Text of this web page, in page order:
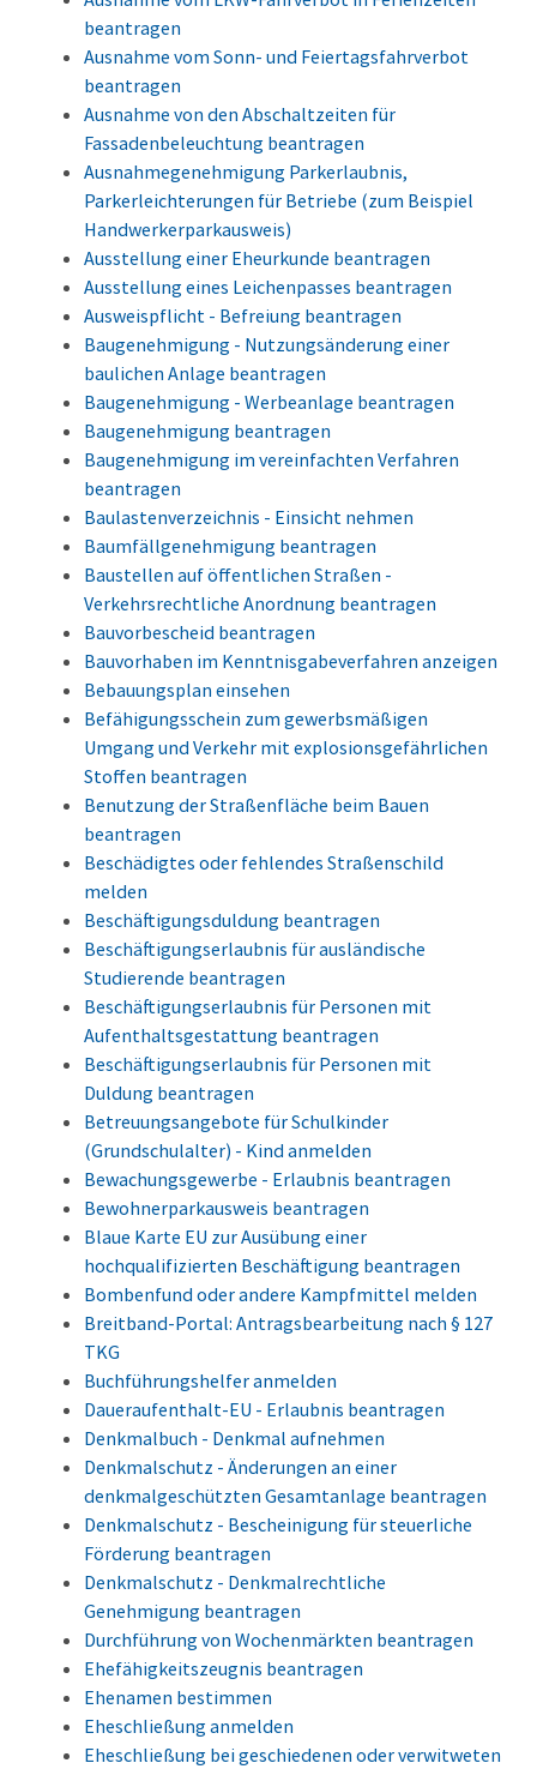
beantragen
Ausnahme vom Sonn- und Feiertagsfahrverbot
beantragen
Ausnahme von den Abschaltzeiten für
Fassadenbeleuchtung beantragen
Ausnahmegenehmigung Parkerlaubnis,
Parkerleichterungen für Betriebe (zum Beispiel
Handwerkerparkausweis)
Ausstellung einer Eheurkunde beantragen
Ausstellung eines Leichenpasses beantragen
Ausweispflicht - Befreiung beantragen
Baugenehmigung - Nutzungsänderung einer
baulichen Anlage beantragen
Baugenehmigung - Werbeanlage beantragen
Baugenehmigung beantragen
Baugenehmigung im vereinfachten Verfahren
beantragen
Baulastenverzeichnis - Einsicht nehmen
Baumfällgenehmigung beantragen
Baustellen auf öffentlichen Straßen -
Verkehrsrechtliche Anordnung beantragen
Bauvorbescheid beantragen
Bauvorhaben im Kenntnisgabeverfahren anzeigen
Bebauungsplan einsehen
Befähigungsschein zum gewerbsmäßigen
Umgang und Verkehr mit explosionsgefährlichen
Stoffen beantragen
Benutzung der Straßenfläche beim Bauen
beantragen
Beschädigtes oder fehlendes Straßenschild
melden
Beschäftigungsduldung beantragen
Beschäftigungserlaubnis für ausländische
Studierende beantragen
Beschäftigungserlaubnis für Personen mit
Aufenthaltsgestattung beantragen
Beschäftigungserlaubnis für Personen mit
Duldung beantragen
Betreuungsangebote für Schulkinder
(Grundschulalter) - Kind anmelden
Bewachungsgewerbe - Erlaubnis beantragen
Bewohnerparkausweis beantragen
Blaue Karte EU zur Ausübung einer
hochqualifizierten Beschäftigung beantragen
Bombenfund oder andere Kampfmittel melden
Breitband-Portal: Antragsbearbeitung nach § 127
TKG
Buchführungshelfer anmelden
Daueraufenthalt-EU - Erlaubnis beantragen
Denkmalbuch - Denkmal aufnehmen
Denkmalschutz - Änderungen an einer
denkmalgeschützten Gesamtanlage beantragen
Denkmalschutz - Bescheinigung für steuerliche
Förderung beantragen
Denkmalschutz - Denkmalrechtliche
Genehmigung beantragen
Durchführung von Wochenmärkten beantragen
Ehefähigkeitszeugnis beantragen
Ehenamen bestimmen
Eheschließung anmelden
Eheschließung bei geschiedenen oder verwitweten